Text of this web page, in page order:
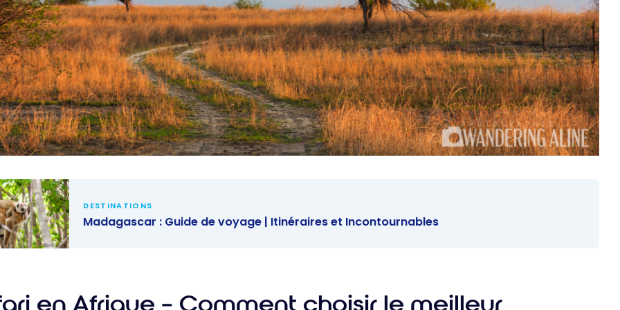
|
DESTINATIONS
Madagascar : Guide de voyage | Itinéraires et Incontournables